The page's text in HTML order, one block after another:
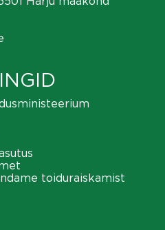
toiduraiskamist